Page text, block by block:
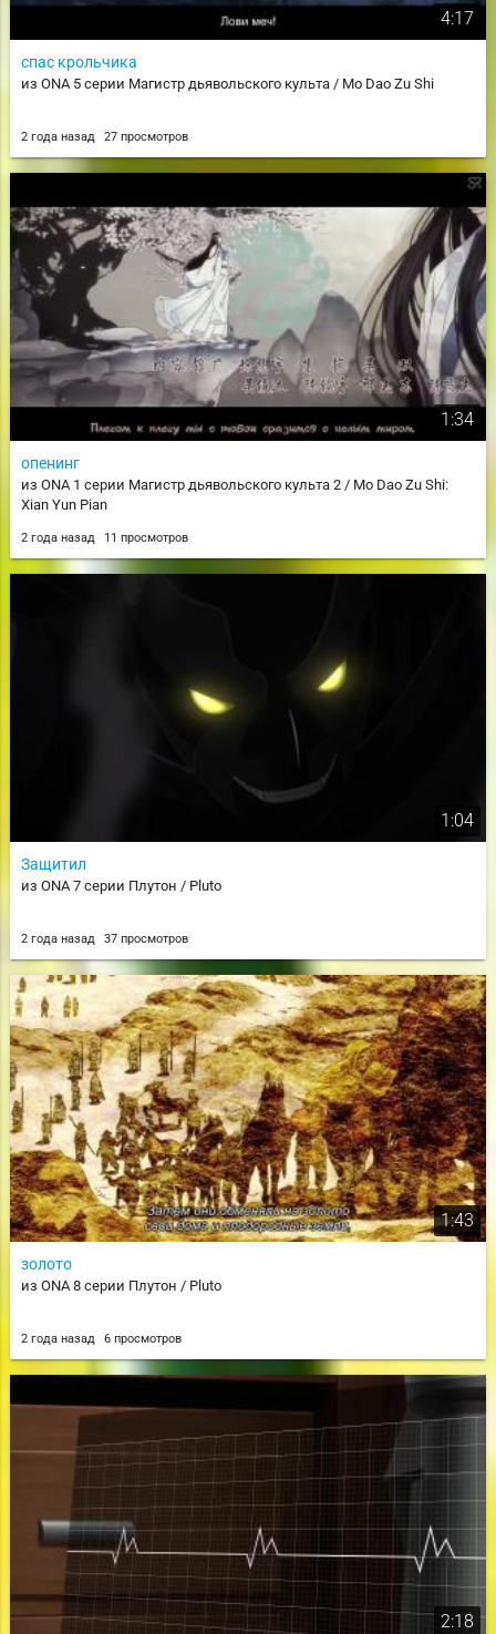
4:17
спас крольчика
из ONA 5 серии Магистр дьявольского культа / Mo Dao Zu Shi
2 года назад 27 просмотров
1:34
опенинг
из ONA 1 серии Магистр дьявольского культа 2 / Mo Dao Zu Shi:
Xian Yun Pian
2 года назад 11 просмотров
1:04
Защитил
из ONA 7 серии Плутон / Pluto
2 года назад 37 просмотров
1:43
золото
из ONA 8 серии Плутон / Pluto
2 года назад 6 просмотров
2:18